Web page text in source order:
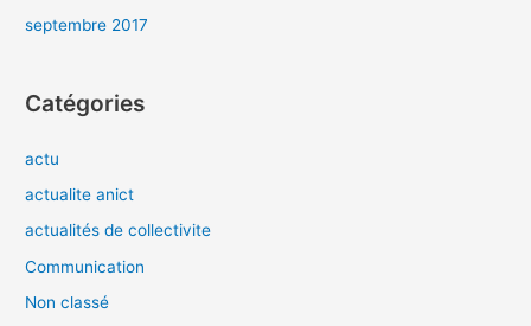
septembre 2017
Catégories
actu
actualite anict
actualités de collectivite
Communication
Non classé